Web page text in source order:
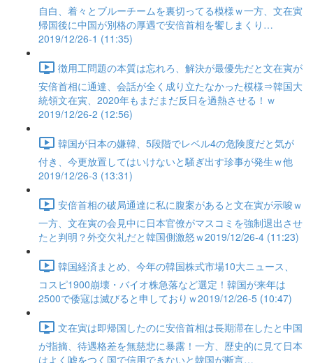
自白、着々とブルーチームを裏切ってる模様ｗ一方、文在寅
帰国後に中国が別格の厚遇で安倍首相を饗しまくり…
2019/12/26-1 (11:35)
徴用工問題の本質は忘れろ、解決が最優先だと文在寅が
安倍首相に通達、会話が全く成り立たなかった模様⇒韓国大
統領文在寅、2020年もまだまだ反日を過熱させる！ｗ
2019/12/26-2 (12:56)
韓国が日本の嫌韓、5段階でレベル4の危険度だと気が
付き、今更放置してはいけないと騒ぎ出す珍事が発生ｗ他
2019/12/26-3 (13:31)
安倍首相の破局通達に私に腹案があると文在寅が示唆ｗ
一方、文在寅の会見中に日本官僚がマスコミを強制退出させ
たと判明？外交欠礼だと韓国側激怒ｗ2019/12/26-4 (11:23)
韓国経済まとめ、今年の韓国株式市場10大ニュース、
コスピ1900崩壊・バイオ株急落など選定！韓国が来年は
2500で倭寇は滅びると申しておりｗ2019/12/26-5 (10:47)
文在寅は即帰国したのに安倍首相は長期滞在したと中国
が指摘、待遇格差を無慈悲に暴露！一方、歴史的に見て日本
はよく嘘をつく国で信用できないと韓国が断言…